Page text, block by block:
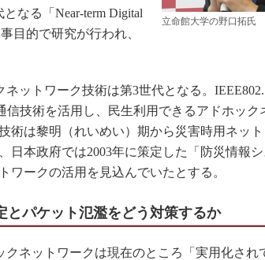
立命館大学の野口拓氏
なる「Near-term Digital
目的で研究が行われ、
ットワーク技術は第3世代となる。
信技術を活用し、民生利用できるアドホック
術は黎明（れいめい）期から災害時用ネット
日本政府では2003年に策定した「防災情報
ワークの活用を見込んでいたとする。
とパケット氾濫をどう対策するか
ネットワークは現在のところ「実用化され